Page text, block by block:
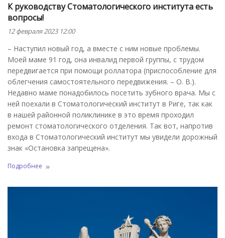
К руководству Стоматологического института есть
вопросы!
12 февраля 2023 12:00
– Наступил новый год, а вместе с ним новые проблемы.
Моей маме 91 год, она инвалид первой группы, с трудом
передвигается при помощи роллатора (приспособление для
облегчения самостоятельного передвижения. – О. В.).
Недавно маме понадобилось посетить зубного врача. Мы с
ней поехали в Стоматологический институт в Риге, так как
в нашей районной поликлинике в это время проходил
ремонт стоматологического отделения. Так вот, напротив
входа в Стоматологический институт мы увидели дорожный
знак «Остановка запрещена».
Подробнее